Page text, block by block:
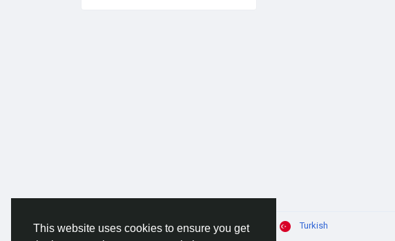
This website uses cookies to ensure you get
© 2026 AnimeSocial.SU - Первая аниме сеть! Turkish